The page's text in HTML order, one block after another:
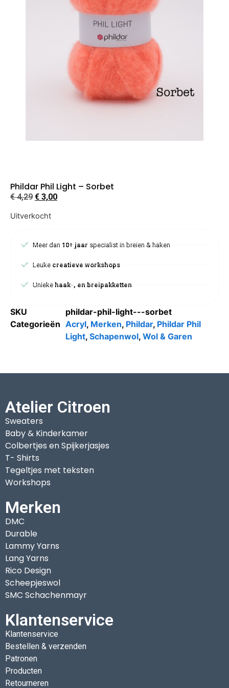
Phildar Phil Light – Sorbet
€4,29 € 3,00
Uitverkocht
Meer dan 10+ jaar specialist in breien & haken
Leuke creatieve workshops
Uniekehaak-, en breipakketten
SKU
phildar-phil-light---sorbet
Categorieën Acryl, Merken, Phildar, Phildar Phil
Light, Schapenwol, Wol & Garen
Atelier Citroen
Sweaters
Baby & Kinderkamer
Colbertjes en Spijkerjasjes
T- Shirts
Tegeltjes met teksten
Workshops
Merken
DMC
Durable
Lammy Yarns
Lang Yarns
Rico Design
Scheepjeswol
SMC Schachenmayr
Klantenservice
Klantenservice
Bestellen & verzenden
Patronen
Producten
Retourneren